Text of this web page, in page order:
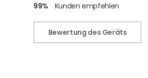
99% Kunden empfehlen
Bewertung des Geräts